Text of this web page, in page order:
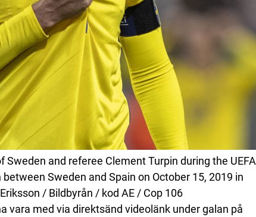
Sweden and referee Clement Turpin during the UEFA
Sweden and Spain on October 15, 2019 in
/ Bildbyrån / kod AE / Cop 106
vara med via direktsänd videolänk under galan på